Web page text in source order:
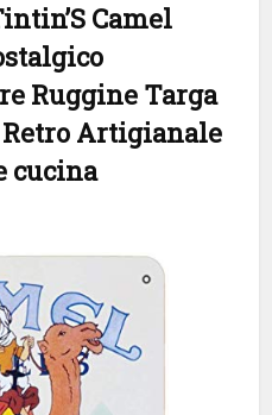
Camel
Ruggine Targa
Retro Artigianale
cucina